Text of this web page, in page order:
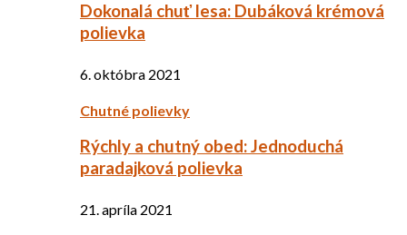
Dokonalá chuť lesa: Dubáková krémová
polievka
6. októbra 2021
Chutné polievky
Rýchly a chutný obed: Jednoduchá
paradajková polievka
21. apríla 2021